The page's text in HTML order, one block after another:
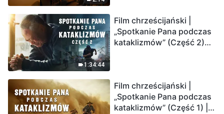
1:34:44
Film chrześcijański |
„Spotkanie Pana podczas
kataklizmów” (Część 2)
Ludzkość weszła w
odliczanie. Czy znalazłeś
już drogę ocalenia?
Film chrześcijański |
„Spotkanie Pana podczas
kataklizmów” (Część 1) |